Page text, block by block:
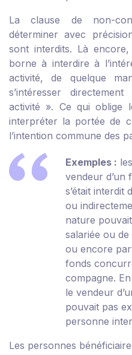
La clause de non-
déterminer avec
sont interdits. Là
borne à interdire à
activité, de quelque
s’intéresser
activité ». Ce qui oblige
interpréter la portée de
l’intention commune des
Exemples :
vendeur d’un
s’était interdit
ou
nature
salariée ou
ou encore
fonds
compagne.
le vendeur
pouvait pas
personne
Les personnes